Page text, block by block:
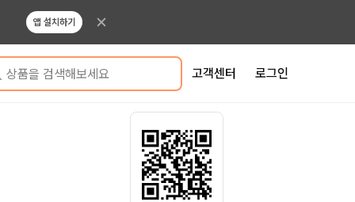
앱 설치하기
상품을 검색해보세요 고객센터 로그인